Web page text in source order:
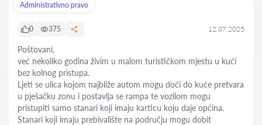
Administrativno pravo
0 375 12.07.2025
Poštovani,
već nekoliko godina živim u malom turističkom mjestu u kući
bez kolnog pristupa.
Ljeti se ulica kojom najbliže autom mogu doći do kuće pretvara
u pješačku zonu i postavlja se rampa te vozilom mogu
pristupiti samo stanari koji imaju karticu koju daje općina.
Stanari koji imaju prebivalište na području mogu dobit